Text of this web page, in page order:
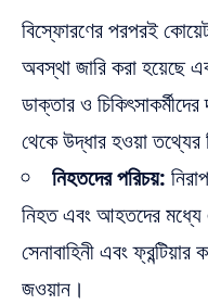
বিস্ফোরণের পরপরই
অবস্থা জারি করা হয়েছে
ডাক্তার ও
থেকে উদ্ধার হওয়া তথ্যের
নিহতদের পরিচয়:
নিহত এবং আহতদের মধ্যে
সেনাবাহিনী এবং
জওয়ান।